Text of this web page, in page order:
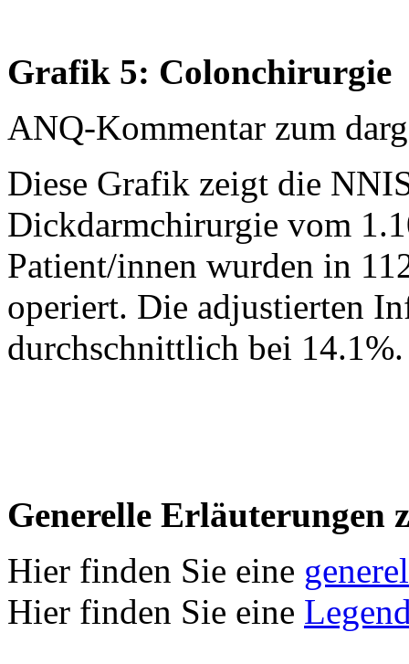
Grafik 5: Colonchirurgie
ANQ-Kommentar zum
Diese Grafik zeigt die
Dickdarmchirurgie vom
Patient/innen wurden in
operiert. Die adjustierten
durchschnittlich bei 14.1%.
Generelle Erläuterungen
Hier finden Sie eine
Hier finden Sie eine